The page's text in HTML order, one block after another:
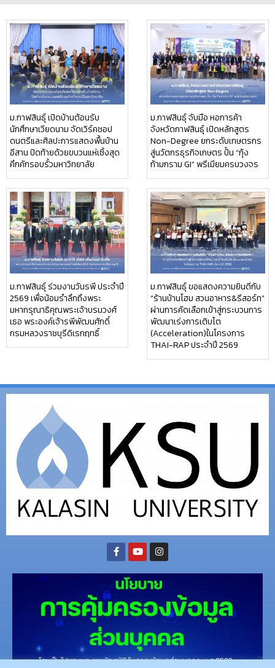
ม.กาฬสินธุ์ เปิดบ้านต้อนรับ
นักศึกษาเวียดนาม จัดเวิร์คชอป
ดนตรีและศิลปะการแสดงพื้นบ้าน
อีสาน ปิดท้ายด้วยขบวนแห่เซิ้งสุด
คึกคักรอบรั้วมหาวิทยาลัย
ม.กาฬสินธุ์ จับมือ หอการค้า
จังหวัดกาฬสินธุ์ เปิดหลักสูตร
Non-Degree ยกระดับเกษตรกร
สู่นวัตกรธุรกิจเกษตร ปั้น “กุ้ง
ก้ามกราม GI” พรีเมียมครบวงจร
ม.กาฬสินธุ์ ร่วมงานวันรพี ประจำปี
2569 เพื่อน้อมรำลึกถึงพระ
มหากรุณาธิคุณพระเจ้าบรมวงศ์
เธอ พระองค์เจ้ารพีพัฒนศักดิ์
กรมหลวงราชบุรีดิเรกฤทธิ์
ม.กาฬสินธุ์ ขอแสดงความยินดีกับ
“ร้านบ้านโฮม สวนอาหาร&รีสอร์ท”
ผ่านการคัดเลือกเข้าสู่กระบวนการ
พัฒนาเร่งการเติบโต
(Acceleration)ในโครงการ
THAI-RAP ประจำปี 2569